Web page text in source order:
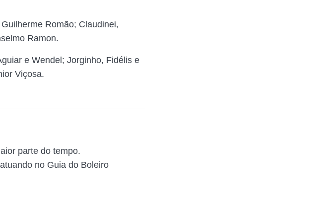
Romão; Claudinei,
Ramon.
e Wendel; Jorginho, Fidélis e
Viçosa.
parte do tempo.
no Guia do Boleiro